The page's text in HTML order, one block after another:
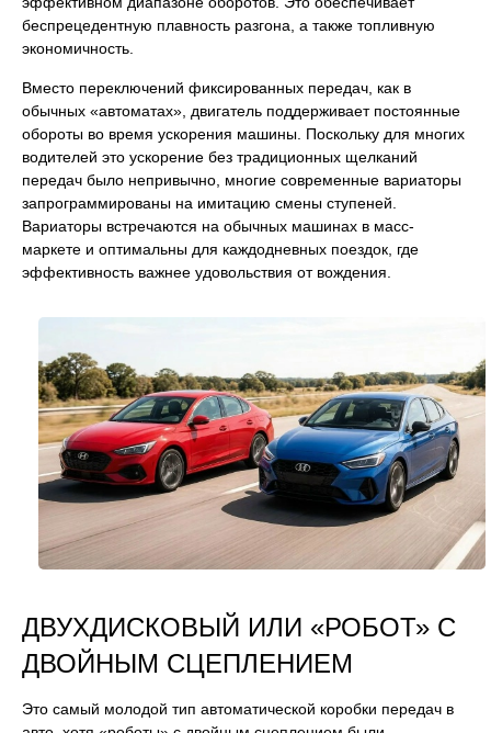
беспрецедентную плавность разгона, а также топливную
экономичность.
Вместо переключений фиксированных передач, как в
обычных «автоматах», двигатель поддерживает постоянные
обороты во время ускорения машины. Поскольку для многих
водителей это ускорение без традиционных щелканий
передач было непривычно, многие современные вариаторы
запрограммированы на имитацию смены ступеней.
Вариаторы встречаются на обычных машинах в масс-
маркете и оптимальны для каждодневных поездок, где
эффективность важнее удовольствия от вождения.
ДВУХДИСКОВЫЙ ИЛИ «РОБОТ» С
ДВОЙНЫМ СЦЕПЛЕНИЕМ
Это самый молодой тип автоматической коробки передач в